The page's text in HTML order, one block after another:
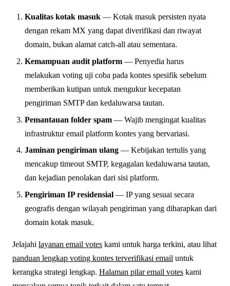
Kualitas kotak masuk — Kotak masuk persisten nyata
dengan rekam MX yang dapat diverifikasi dan riwayat
domain, bukan alamat catch-all atau sementara.
Kemampuan audit platform — Penyedia harus
melakukan voting uji coba pada kontes spesifik sebelum
memberikan kutipan untuk mengukur kecepatan
pengiriman SMTP dan kedaluwarsa tautan.
Pemantauan folder spam — Wajib mengingat kualitas
infrastruktur email platform kontes yang bervariasi.
Jaminan pengiriman ulang — Kebijakan tertulis yang
mencakup timeout SMTP, kegagalan kedaluwarsa tautan,
dan kejadian penolakan dari sisi platform.
Pengiriman IP residensial — IP yang sesuai secara
geografis dengan wilayah pengiriman yang diharapkan dari
domain kotak masuk.
Jelajahi layanan email votes kami untuk harga terkini, atau lihat
panduan lengkap voting kontes terverifikasi email untuk
kerangka strategi lengkap. Halaman pilar email votes kami